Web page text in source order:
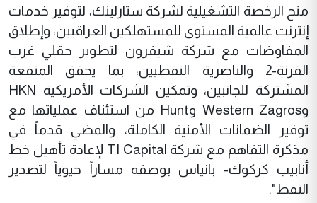
منح الرخصة التشغيلية لشركة ستارلينك، لتوفير خدمات
إنترنت عالمية المستوى للمستهلكين العراقيين، وإطلاق
المفاوضات مع شركة شيفرون لتطوير حقلي غرب
القرنة-2 والناصرية النفطيين، بما يحقق المنفعة
المشتركة للجانبين، وتمكين الشركات الأمريكية HKN
وWestern Zagros وHunt من استئناف عملياتها مع
توفير الضمانات الأمنية الكاملة، والمضي قدماً في
مذكرة التفاهم مع شركة TI Capital لإعادة تأهيل خط
أنابيب كركوك- بانياس بوصفه مساراً حيوياً لتصدير
النفط".